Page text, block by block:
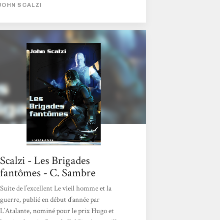
marquant des Brigades fantômes : Scalzi
abandonne la première personne et embrasse
une vision plus générale de son univers. Il
alterne les points de vues, non seulement
entre personnages humains, mais aussi entre
races. Cela lui permet d'installer une
intrigue plus ouverte et plus complexe,...
SCALZI
Scalzi - Les Brigades
fantômes - C. Sambre
Suite de l’excellent Le vieil homme et la
guerre, publié en début d’année par
L’Atalante, nominé pour le prix Hugo et